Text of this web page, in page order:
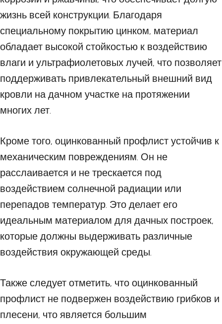
жизнь всей конструкции. Благодаря
специальному покрытию цинком, материал
обладает высокой стойкостью к воздействию
влаги и ультрафиолетовых лучей, что позволяет
поддерживать привлекательный внешний вид
кровли на дачном участке на протяжении
многих лет.
Кроме того, оцинкованный профлист устойчив к
механическим повреждениям. Он не
расслаивается и не трескается под
воздействием солнечной радиации или
перепадов температур. Это делает его
идеальным материалом для дачных построек,
которые должны выдерживать различные
воздействия окружающей среды.
Также следует отметить, что оцинкованный
профлист не подвержен воздействию грибков и
плесени, что является большим